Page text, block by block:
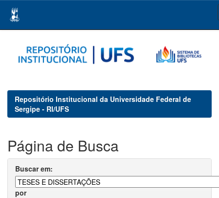
navigation
Repositório Institucional da Universidade Federal de
Sergipe - RI/UFS
Página de Busca
Buscar em:
por